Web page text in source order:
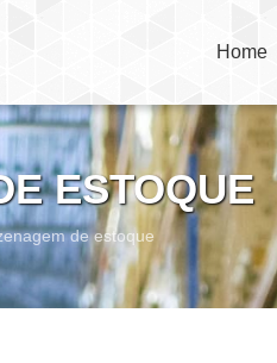
Home
(current)
ESTOQUE
de estoque